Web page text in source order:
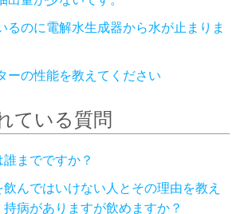
るのに電解水生成器から水が止まりま
ーの性能を教えてください
ている質問
までですか？
んではいけない人とその理由を教え
病がありますが飲めますか？